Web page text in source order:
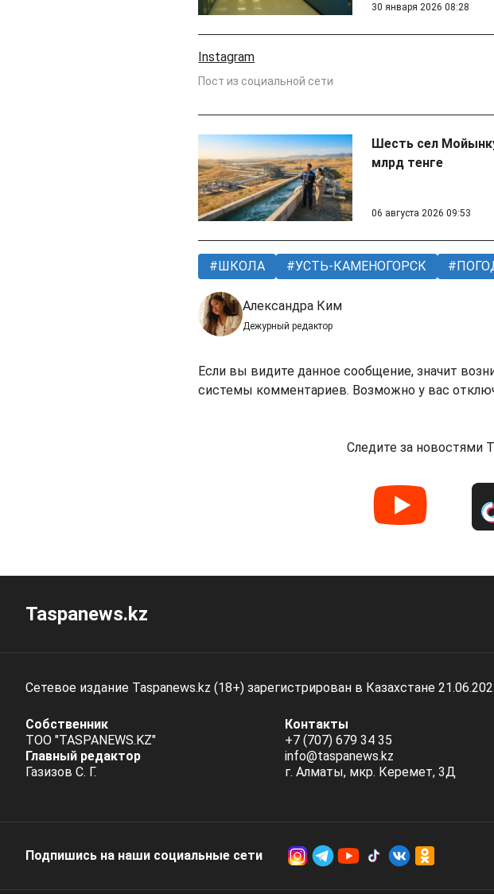
30 января 2026 08:28
Instagram
Пост из социальной сети
Шесть сел
млрд тенге
06 августа 2026 09:53
ШКОЛА УСТЬ-КАМЕНОГОРСК
Александра Ким
Дежурный редактор
Если вы видите данное сообщение, значит
системы комментариев. Возможно у вас
Следите за новостями
Taspanews.kz
Сетевое издание Taspanews.kz (18+) зарегистрирован в Казахстане
Собственник
ТОО "TASPANEWS.KZ"
Главный редактор
Газизов С. Г.
Контакты
+7 (707) 679 34 35
info@taspanews.kz
г. Алматы, мкр. Керемет, 3Д
Подпишись на наши социальные cети